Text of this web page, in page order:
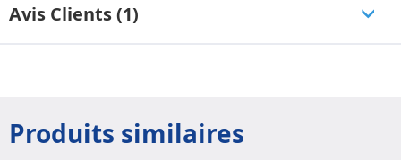
Avis Clients (1)
Produits similaires